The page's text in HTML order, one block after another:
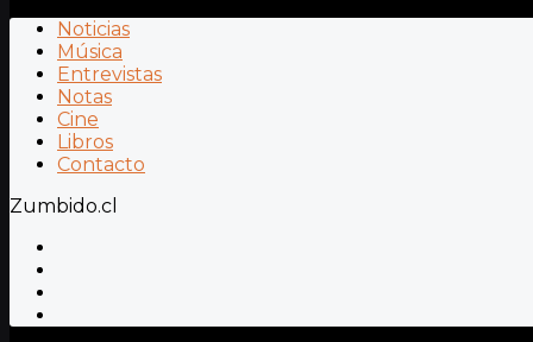
Noticias
Música
Entrevistas
Notas
Cine
Libros
Contacto
Zumbido.cl